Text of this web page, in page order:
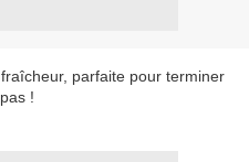
parfaite pour terminer
!